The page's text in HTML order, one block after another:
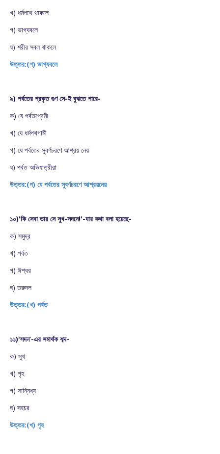
খ) ধর্মপথে থাকলে
গ) ভাগ্যবলে
ঘ) শরীর সবল থাকলে
উত্তর:(গ) ভাগ্যবলে
৯) পর্বতের প্রকৃত গুণ সে-ই বুঝতে পারে-
ক) যে পর্বতপ্রেমী
খ) যে ধর্মপথগামী
গ) যে পর্বতের সুবর্ণচরণে আশ্রয় নেয়
ঘ) পর্বত অভিযাত্রীরা
উত্তর:(গ) যে পর্বতের সুবর্ণচরণে আশ্রয়নেয়
১০)'কি সেবা তার সে সুখ-সদনে!'-যার কথা বলা হয়েছে-
ক) সমুদ্র
খ) পর্বত
গ) ঈশ্বর
ঘ) তরুদল
উত্তর:(খ) পর্বত
১১)'সদন’-এর সমার্থক শব্দ-
ক) সুখ
খ) গৃহ
গ) সান্নিধ্য
ঘ) সহচর
উত্তর:(খ) গৃহ